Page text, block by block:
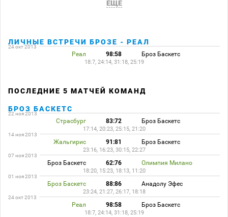
ЕЩЕ
ЛИЧНЫЕ ВСТРЕЧИ БРОЗЕ - РЕАЛ
24 окт 2013
Реал 98:58 Броз Баскетс
18:7, 24:14, 31:18, 25:19
ПОСЛЕДНИЕ 5 МАТЧЕЙ КОМАНД
БРОЗ БАСКЕТС
22 ноя 2013
Страсбург 83:72 Броз Баскетс
17:14, 20:23, 25:15, 21:20
14 ноя 2013
Жальгирис 91:81 Броз Баскетс
23:16, 16:23, 30:15, 22:27
07 ноя 2013
Броз Баскетс 62:76 Олимпия Милано
18:20, 15:23, 18:13, 11:20
01 ноя 2013
Броз Баскетс 88:86 Анадолу Эфес
23:24, 21:27, 26:17, 18:18
24 окт 2013
Реал 98:58 Броз Баскетс
18:7, 24:14, 31:18, 25:19